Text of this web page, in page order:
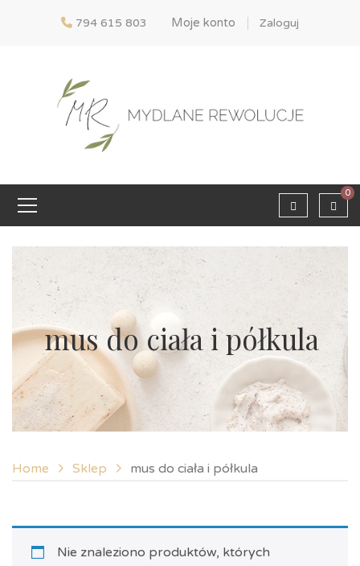
794 615 803 Moje konto Zaloguj
0
mus do ciała i półkula
Home Sklep mus do ciała i półkula
Nie znaleziono produktów, których